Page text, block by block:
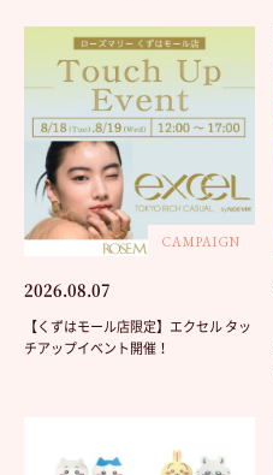
CAMPAIGN
2026.08.07
【くずはモール店限定】エクセル タッ
チアップイベント開催！